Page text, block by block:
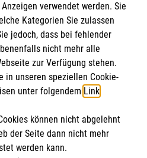
Hilfsdienst e.V.
Caritas eG
4004 3550 11
verwendet werden. Sie
Kategorien Sie zulassen
jedoch, dass bei fehlender
nicht mehr alle
zur Verfügung stehen.
in unseren speziellen Cookie-
unter folgendem Link.
können nicht abgelehnt
der Seite dann nicht mehr
werden kann.